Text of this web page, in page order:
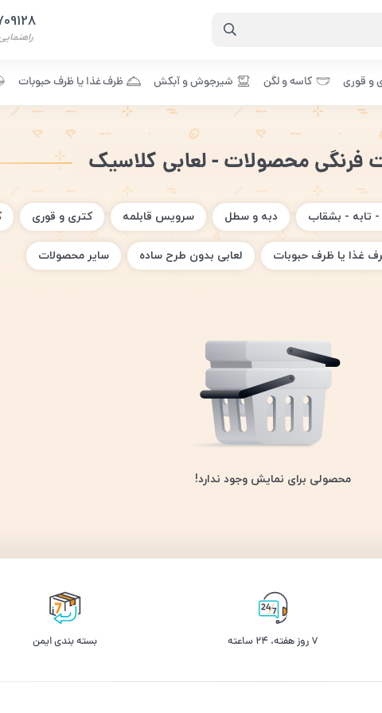
و قوری کاسه و لگن شیرجوش و آبکش ظرف غذا یا ظرف حبوبات
محصولات - لعابی کلاسیک
تابه - بشقاب دبه و سطل سرویس قابلمه کتری و قوری
غذا یا ظرف حبوبات لعابی بدون طرح ساده سایر محصولات
محصولی برای نمایش وجود ندارد!
۷ روز ﻫﻔﺘﻪ، ۲۴ ﺳﺎﻋﺘﻪ بسته بندی ایمن